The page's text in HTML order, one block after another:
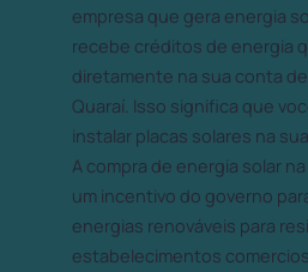
empresa que gera energia
recebe créditos de energia
diretamente na sua conta
Quaraí. Isso significa que
instalar placas solares na
A compra de energia solar
um incentivo do governo
energias renováveis para
estabelecimentos